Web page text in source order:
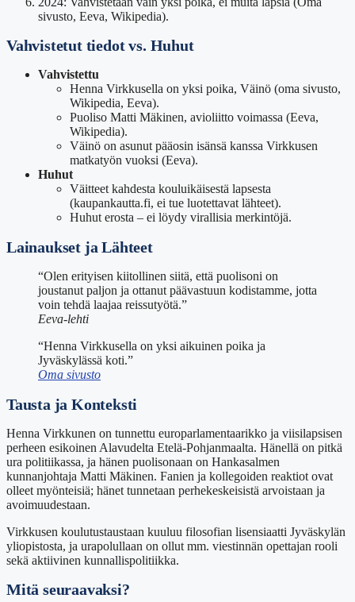
sivusto, Eeva, Wikipedia).
Vahvistetut tiedot vs. Huhut
Vahvistettu
Henna Virkkusella on yksi poika, Väinö (oma sivusto,
Wikipedia, Eeva).
Puoliso Matti Mäkinen, avioliitto voimassa (Eeva,
Wikipedia).
Väinö on asunut pääosin isänsä kanssa Virkkusen
matkatyön vuoksi (Eeva).
Huhut
Väitteet kahdesta kouluikäisestä lapsesta
(kaupankautta.fi, ei tue luotettavat lähteet).
Huhut erosta – ei löydy virallisia merkintöjä.
Lainaukset ja Lähteet
“Olen erityisen kiitollinen siitä, että puolisoni on
joustanut paljon ja ottanut päävastuun kodistamme, jotta
voin tehdä laajaa reissutyötä.”
Eeva-lehti
“Henna Virkkusella on yksi aikuinen poika ja
Jyväskylässä koti.”
Oma sivusto
Tausta ja Konteksti
Henna Virkkunen on tunnettu europarlamentaarikko ja viisilapsisen
perheen esikoinen Alavudelta Etelä-Pohjanmaalta. Hänellä on pitkä
ura politiikassa, ja hänen puolisonaan on Hankasalmen
kunnanjohtaja Matti Mäkinen. Fanien ja kollegoiden reaktiot ovat
olleet myönteisiä; hänet tunnetaan perhekeskeisistä arvoistaan ja
avoimuudestaan.
Virkkusen koulutustaustaan kuuluu filosofian lisensiaatti Jyväskylän
yliopistosta, ja urapolullaan on ollut mm. viestinnän opettajan rooli
sekä aktiivinen kunnallispolitiikka.
Mitä seuraavaksi?